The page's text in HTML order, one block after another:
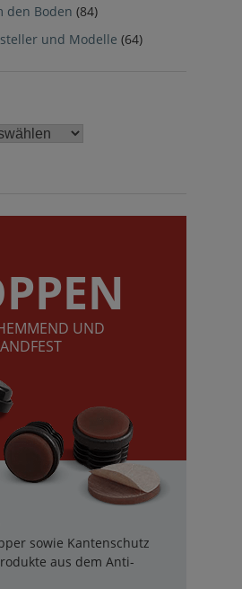
den Boden (84)
und Modelle (64)
UND
sowie Kantenschutz
aus dem Anti-